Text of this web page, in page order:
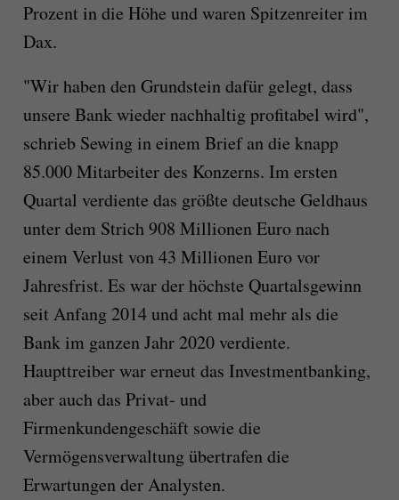
Prozent in die Höhe und waren Spitzenreiter im
Dax.
"Wir haben den Grundstein dafür gelegt, dass
unsere Bank wieder nachhaltig profitabel wird",
schrieb Sewing in einem Brief an die knapp
85.000 Mitarbeiter des Konzerns. Im ersten
Quartal verdiente das größte deutsche Geldhaus
unter dem Strich 908 Millionen Euro nach
einem Verlust von 43 Millionen Euro vor
Jahresfrist. Es war der höchste Quartalsgewinn
seit Anfang 2014 und acht mal mehr als die
Bank im ganzen Jahr 2020 verdiente.
Haupttreiber war erneut das Investmentbanking,
aber auch das Privat- und
Firmenkundengeschäft sowie die
Vermögensverwaltung übertrafen die
Erwartungen der Analysten.